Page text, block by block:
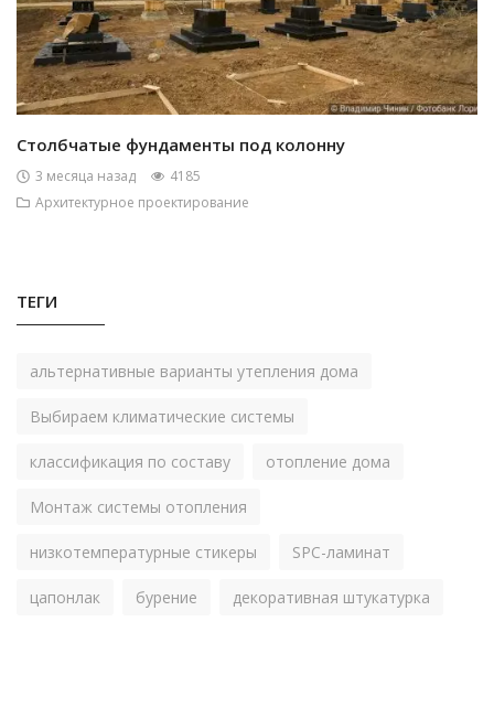
Столбчатые фундаменты под колонну
3 месяца назад
4185
Архитектурное проектирование
ТЕГИ
альтернативные варианты утепления дома
Выбираем климатические системы
классификация по составу отопление дома
Монтаж системы отопления
низкотемпературные стикеры SPC-ламинат
цапонлак бурение декоративная штукатурка